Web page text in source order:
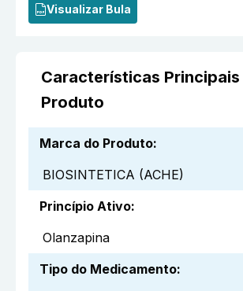
Visualizar Bula
Características Principais
Produto
Marca do Produto:
BIOSINTETICA (ACHE)
Princípio Ativo:
Olanzapina
Tipo do Medicamento: